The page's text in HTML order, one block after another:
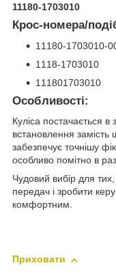
11180-1703010
Крос-номера/
11180-1703010-
1118-1703010
111801703010
Особливості:
Куліса постачається в
встановлення замість
забезпечує точнішу
особливо помітно в
Чудовий вибір для
передач і зробити
комфортним.
Приховати